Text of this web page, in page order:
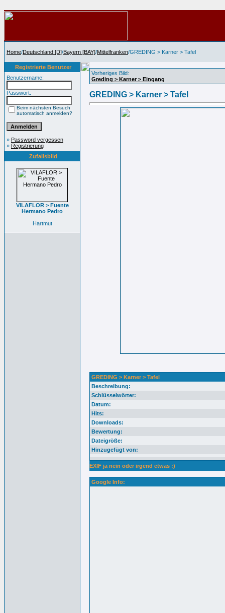
Home/Deutschland [D]/Bayern [BAY]/Mittelfranken/GREDING > Karner > Tafel
Registrierte Benutzer
Benutzername:
Passwort:
Beim nächsten Besuch
automatisch anmelden?
» Password vergessen
» Registrierung
Zufallsbild
VILAFLOR > Fuente
Hermano Pedro
Hartmut
Vorheriges Bild:
Greding > Karner > Eingang
GREDING > Karner > Tafel
GREDING > Karner > Tafel
Beschreibung:
Schlüsselwörter:
Datum:
Hits:
Downloads:
Bewertung:
Dateigröße:
Hinzugefügt von:
EXIF ja nein oder irgend etwas :)
Google Info: